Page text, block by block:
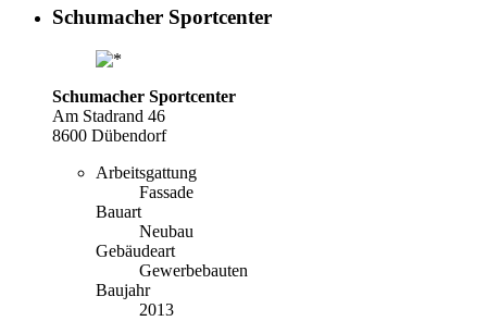
Schumacher Sportcenter
Schumacher Sportcenter
Am Stadrand 46
8600 Dübendorf
Arbeitsgattung
Fassade
Bauart
Neubau
Gebäudeart
Gewerbebauten
Baujahr
2013